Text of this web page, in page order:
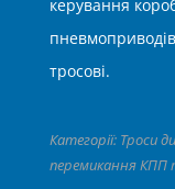
керування
тросові.
Категорії: Троси
перемикання КПП